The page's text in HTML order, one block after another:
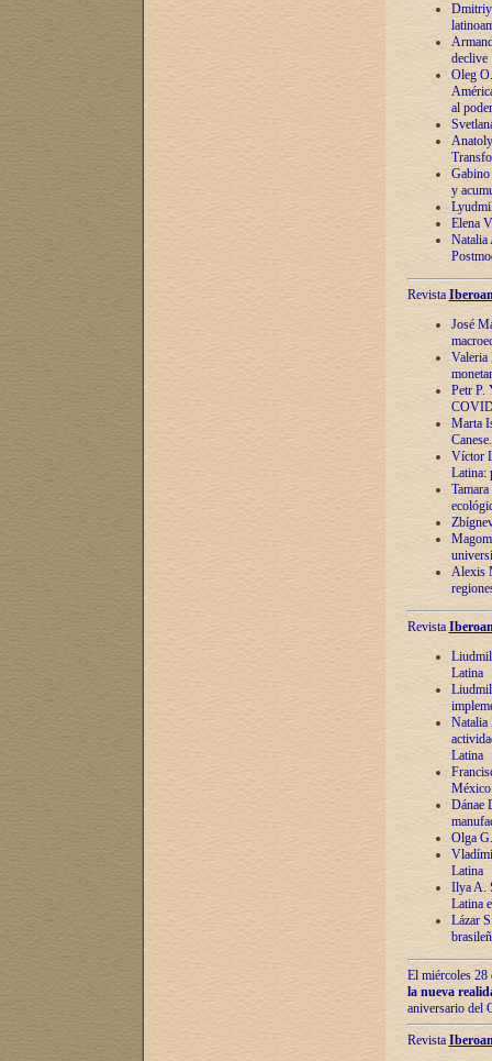
Dmitriy
declive
Oleg
al poder
y
Elena
Natalia
Revista
José
Valeria
Petr P.
Marta
Víctor
Latina:
Alexis
Revista
Latina
Natalia
Latina
México
Dánae
Olga
Latina
Ilya A.
Latina
Lázar
El miércoles 28
la nueva
aniversario del
Revista